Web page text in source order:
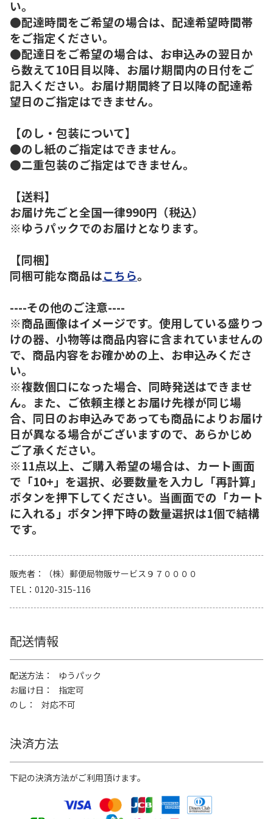
い。
●配達時間をご希望の場合は、配達希望時間帯
をご指定ください。
●配達日をご希望の場合は、お申込みの翌日か
ら数えて10日目以降、お届け期間内の日付をご
記入ください。お届け期間終了日以降の配達希
望日のご指定はできません。
【のし・包装について】
●のし紙のご指定はできません。
●二重包装のご指定はできません。
【送料】
お届け先ごと全国一律990円（税込）
※ゆうパックでのお届けとなります。
【同梱】
同梱可能な商品はこちら。
----その他のご注意----
※商品画像はイメージです。使用している盛りつ
けの器、小物等は商品内容に含まれていませんの
で、商品内容をお確かめの上、お申込みくださ
い。
※複数個口になった場合、同時発送はできませ
ん。また、ご依頼主様とお届け先様が同じ場
合、同日のお申込みであっても商品によりお届け
日が異なる場合がございますので、あらかじめ
ご了承ください。
※11点以上、ご購入希望の場合は、カート画面
で「10+」を選択、必要数量を入力し「再計算」
ボタンを押下してください。当画面での「カート
に入れる」ボタン押下時の数量選択は1個で結構
です。
販売者
（株）郵便局物販サービス９７００００
TEL
0120-315-116
配送情報
配送方法
ゆうパック
お届け日
指定可
のし
対応不可
決済方法
下記の決済方法がご利用頂けます。